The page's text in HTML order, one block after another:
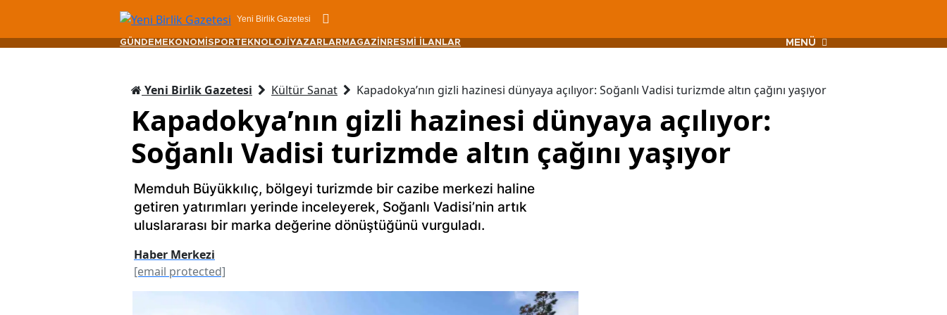
Yeni Birlik Gazetesi
GÜNDEM EKONOMİ SPORTEKNOLOJİ YAZARLAR MAGAZİN RESMİ İLANLAR MENÜ
Yeni Birlik Gazetesi Kültür Sanat Kapadokya’nın gizli hazinesi dünyaya açılıyor: Soğanlı Vadisi turizmde altın çağını yaşıyor
Kapadokya’nın gizli hazinesi dünyaya açılıyor:
Soğanlı Vadisi turizmde altın çağını yaşıyor
Memduh Büyükkılıç, bölgeyi turizmde bir cazibe merkezi haline
getiren yatırımları yerinde inceleyerek, Soğanlı Vadisi’nin artık
uluslararası bir marka değerine dönüştüğünü vurguladı.
Haber Merkezi
[email protected]